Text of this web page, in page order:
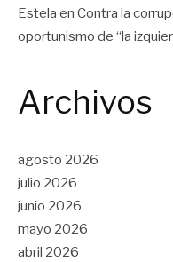
Estela en Contra la
oportunismo de “la
Archivos
agosto 2026
julio 2026
junio 2026
mayo 2026
abril 2026